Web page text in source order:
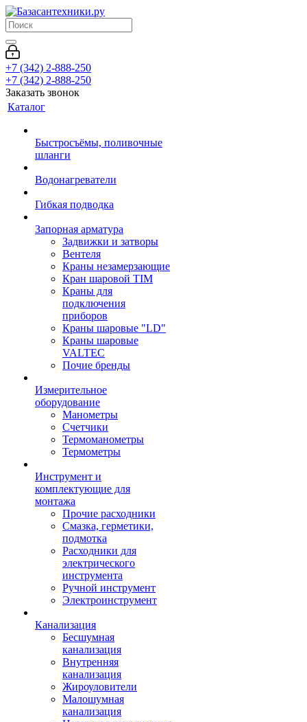
+7 (342) 2-888-250
+7 (342) 2-888-250
Заказать звонок
Каталог
Быстросъёмы, поливочные
шланги
Водонагреватели
Гибкая подводка
Запорная арматура
Задвижки и затворы
Вентеля
Краны незамерзающие
Кран шаровой TIM
Краны для
подключения
приборов
Краны шаровые "LD"
Краны шаровые
VALTEC
Почие бренды
Измерительное
оборудование
Манометры
Счетчики
Термоманометры
Термометры
Инструмент и
комплектующие для
монтажа
Прочие расходники
Смазка, герметики,
подмотка
Расходники для
электрического
инструмента
Ручной инструмент
Электроинструмент
Канализация
Бесшумная
канализация
Внутренняя
канализация
Жироуловители
Малошумная
канализация